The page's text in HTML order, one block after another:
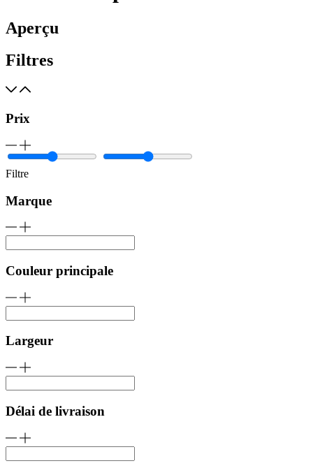
Aperçu
Filtres
Prix
Filtre
Marque
Couleur principale
Largeur
Délai de livraison